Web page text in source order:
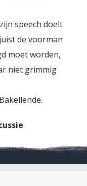
speech doelt
de voorman
moet worden,
niet grimmig